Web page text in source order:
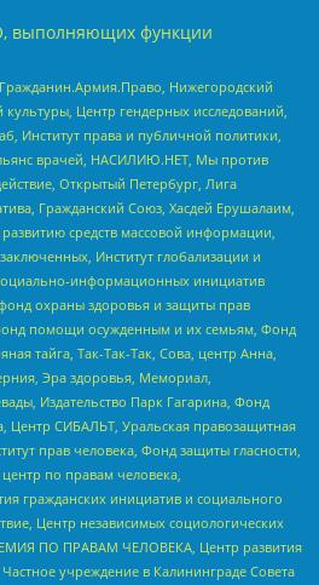
выполняющих функции
Нижегородский
Центр гендерных исследований,
Институт права и публичной политики,
врачей, НАСИЛИЮ.НЕТ, Мы против
Открытый Петербург, Лига
Гражданский Союз, Хасдей Ерушалаим,
средств массовой информации,
Институт глобализации и
информационных инициатив
охраны здоровья и защиты прав
помощи осужденным и их семьям, Фонд
тайга, Так-Так-Так, Сова, центр Анна,
Эра здоровья, Мемориал,
Издательство Парк Гагарина, Фонд
Центр СИБАЛЬТ, Уральская правозащитная
прав человека, Фонд защиты гласности,
центр по правам человека,
гражданских инициатив и социального
Центр независимых социологических
ПО ПРАВАМ ЧЕЛОВЕКА, Центр развития
учреждение в Калининграде Совета